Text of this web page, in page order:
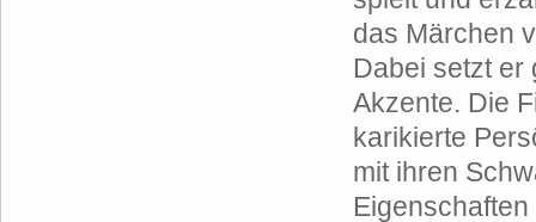
das Märchen
Dabei setzt er
Akzente. Die
karikierte
mit ihren